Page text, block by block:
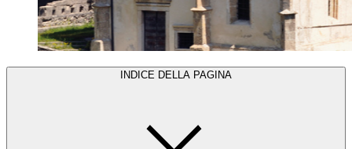
INDICE DELLA PAGINA